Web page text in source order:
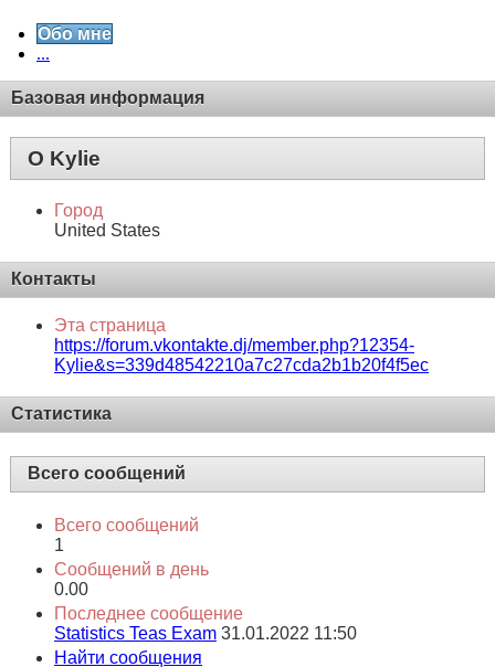
Обо мне
...
Базовая информация
О Kylie
Город
United States
Контакты
Эта страница
https://forum.vkontakte.dj/member.php?12354-
Kylie&s=339d48542210a7c27cda2b1b20f4f5ec
Статистика
Всего сообщений
Всего сообщений
1
Сообщений в день
0.00
Последнее сообщение
Statistics Teas Exam 31.01.2022 11:50
Найти сообщения